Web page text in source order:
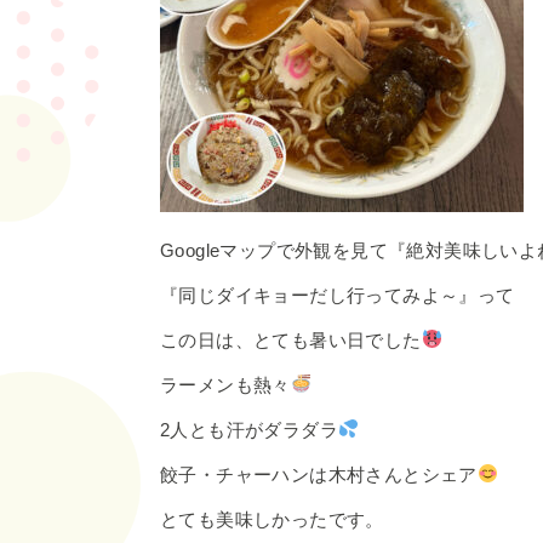
Googleマップで外観を見て『絶対美味しいよ
『同じダイキョーだし行ってみよ～』って
この日は、とても暑い日でした
ラーメンも熱々
2人とも汗がダラダラ
餃子・チャーハンは木村さんとシェア
とても美味しかったです。